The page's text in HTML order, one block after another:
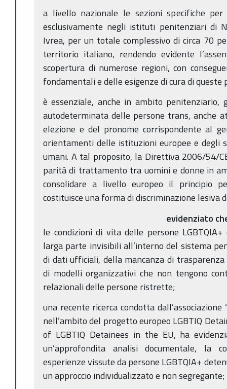
a livello nazionale le sezioni specifiche
esclusivamente negli istituti penitenziari di
Ivrea, per un totale complessivo di circa 70
territorio italiano, rendendo evidente
scopertura di numerose regioni, con
fondamentali e delle esigenze di cura di queste
è essenziale, anche in ambito
autodeterminata delle persone trans, anche
elezione e del pronome corrispondente al
orientamenti delle istituzioni europee e degli
umani. A tal proposito, la Direttiva 2006/54/
parità di trattamento tra uomini e donne in
consolidare a livello europeo il principio
costituisce una forma di discriminazione lesiva
evidenziato
le condizioni di vita delle persone
larga parte invisibili all’interno del sistema
di dati ufficiali, della mancanza di
di modelli organizzativi che non tengono
relazionali delle persone ristrette;
una recente ricerca condotta
nell’ambito del progetto europeo LGBTIQ
of LGBTIQ Detainees in the EU, ha
un’approfondita analisi documentale, la
esperienze vissute da persone LGBTQIA+
un approccio individualizzato e non segregante;